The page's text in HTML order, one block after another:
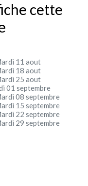
cette
11 aout
18 aout
25 aout
01 septembre
08 septembre
15 septembre
22 septembre
29 septembre